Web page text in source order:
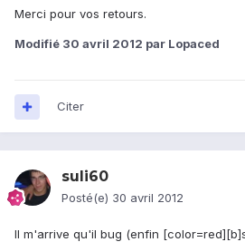
Merci pour vos retours.
Modifié 30 avril 2012 par Lopaced
Citer
suli60
Posté(e) 30 avril 2012
Il m'arrive qu'il bug (enfin